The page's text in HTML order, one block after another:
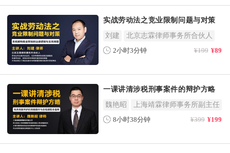
实战劳动法之竞业限制问题与对策
刘建 北京志霖律师事务所合伙人
2小时3分钟 ¥199 ¥89
一课讲清涉税刑事案件的辩护方略
魏艳昭 上海靖霖律师事务所副主任
8小时38分钟 ¥399 ¥199